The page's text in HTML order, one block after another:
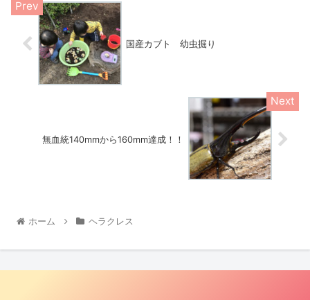
国産カブト 幼虫掘り
無血統140mmから160mm達成！！
ホーム ヘラクレス